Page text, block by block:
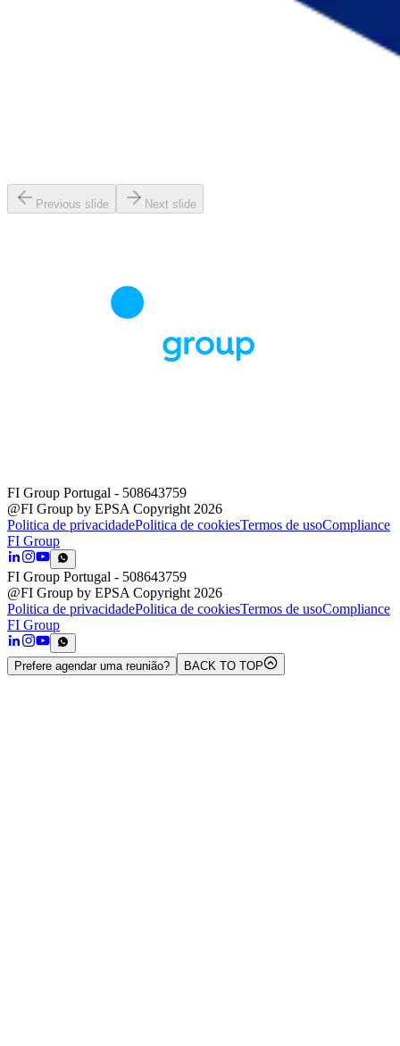
Previous slide Next slide
FI Group Portugal - 508643759
@FI Group by EPSA Copyright 2026
Politica de privacidadePolitica de cookiesTermos de usoCompliance
FI Group
FI Group Portugal - 508643759
@FI Group by EPSA Copyright 2026
Politica de privacidadePolitica de cookiesTermos de usoCompliance
FI Group
Prefere agendar uma reunião? BACK TO TOP